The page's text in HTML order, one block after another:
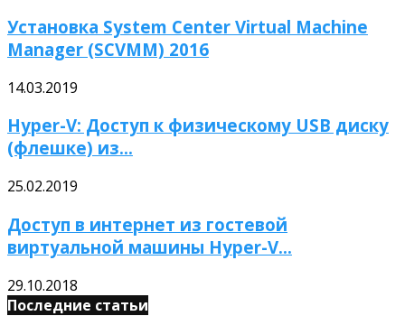
Установка System Center Virtual Machine
Manager (SCVMM) 2016
14.03.2019
Hyper-V: Доступ к физическому USB диску
(флешке) из...
25.02.2019
Доступ в интернет из гостевой
виртуальной машины Hyper-V...
29.10.2018
Последние статьи